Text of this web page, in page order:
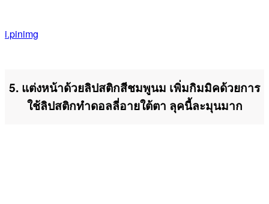
i.pinimg
5. แต่งหน้าด้วยลิปสติกสีชมพูนม เพิ่มกิมมิคด้วยการ
ใช้ลิปสติกทำดอลลี่อายใต้ตา ลุคนี้ละมุนมาก